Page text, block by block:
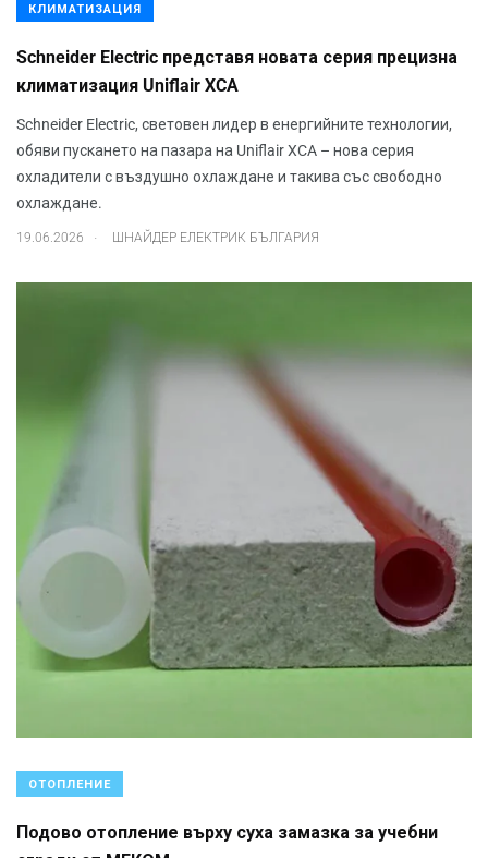
КЛИМАТИЗАЦИЯ
Schneider Electric представя новата серия прецизна
климатизация Uniflair XCA
Schneider Electric, световен лидер в енергийните технологии,
обяви пускането на пазара на Uniflair XCA – нова серия
охладители с въздушно охлаждане и такива със свободно
охлаждане.
19.06.2026 . ШНАЙДЕР ЕЛЕКТРИК БЪЛГАРИЯ
ОТОПЛЕНИЕ
Подово отопление върху суха замазка за учебни